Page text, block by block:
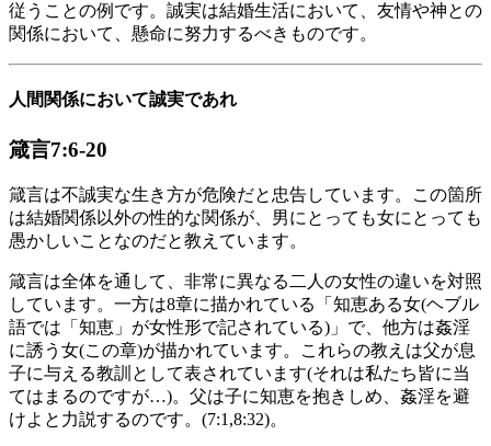
従うことの例です。誠実は結婚生活において、友情や神との
関係において、懸命に努力するべきものです。
人間関係において誠実であれ
箴言7:6-20
箴言は不誠実な生き方が危険だと忠告しています。この箇所
は結婚関係以外の性的な関係が、男にとっても女にとっても
愚かしいことなのだと教えています。
箴言は全体を通して、非常に異なる二人の女性の違いを対照
しています。一方は8章に描かれている「知恵ある女(ヘブル
語では「知恵」が女性形で記されている)」で、他方は姦淫
に誘う女(この章)が描かれています。これらの教えは父が息
子に与える教訓として表されています(それは私たち皆に当
てはまるのですが…)。父は子に知恵を抱きしめ、姦淫を避
けよと力説するのです。(7:1,8:32)。